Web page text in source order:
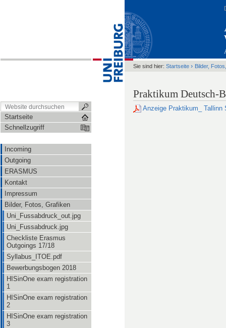
Startseite
Schnellzugriff
Incoming
Outgoing
ERASMUS
Kontakt
Impressum
Bilder, Fotos, Grafiken
Uni_Fussabdruck_out.jpg
Uni_Fussabdruck.jpg
Checkliste Erasmus
Outgoings 17/18
Syllabus_ITOE.pdf
Bewerbungsbogen 2018
HISinOne exam registration
1
HISinOne exam registration
2
HISinOne exam registration
3
Sie sind hier: Startseite › Bilder,
Praktikum Deutsch-
Anzeige Praktikum_ Tallinn